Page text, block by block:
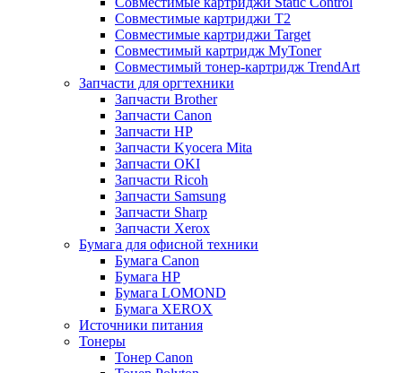
Совместимые картриджи T2
Совместимые картриджи Target
Совместимый картридж MyToner
Совместимый тонер-картридж TrendArt
Запчасти для оргтехники
Запчасти Brother
Запчасти Canon
Запчасти HP
Запчасти Kyocera Mita
Запчасти OKI
Запчасти Ricoh
Запчасти Samsung
Запчасти Sharp
Запчасти Xerox
Бумага для офисной техники
Бумага Canon
Бумага HP
Бумага LOMOND
Бумага XEROX
Источники питания
Тонеры
Тонер Canon